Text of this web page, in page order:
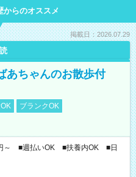
からのオススメ
掲載日：2026.07.29
あちゃんのお散歩付
ブランクOK
～ ■週払いOK ■扶養内OK ■日